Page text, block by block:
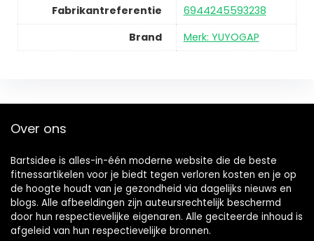
Fabrikantreferentie
6944245593238
Brand
Merk: YUYOGAP
Over ons
Bartsidee is alles-in-één moderne website die de beste
fitnessartikelen voor je biedt tegen verloren kosten en je op
de hoogte houdt van je gezondheid via dagelijks nieuws en
blogs. Alle afbeeldingen zijn auteursrechtelijk beschermd
door hun respectievelijke eigenaren. Alle geciteerde inhoud is
afgeleid van hun respectievelijke bronnen.